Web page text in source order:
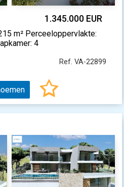
1.345.000 EUR
m² Perceeloppervlakte:
4
Ref. VA-22899